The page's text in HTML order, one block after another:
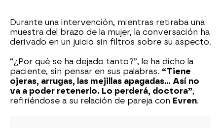
Durante una intervención, mientras retiraba una
muestra del brazo de la mujer, la conversación ha
derivado en un juicio sin filtros sobre su aspecto.
“¿Por qué se ha dejado tanto?”, le ha dicho la
paciente, sin pensar en sus palabras. “Tiene
ojeras, arrugas, las mejillas apagadas… Así no
va a poder retenerlo. Lo perderá, doctora”,
refiriéndose a su relación de pareja con Evren.